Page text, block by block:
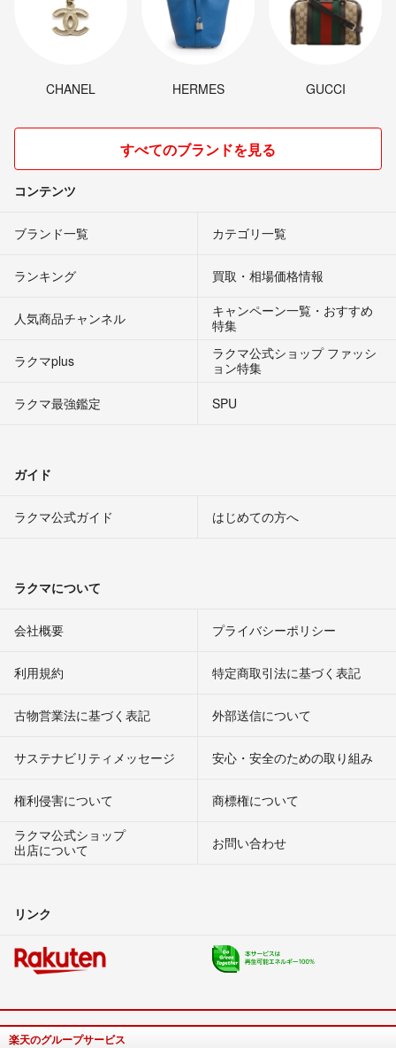
CHANEL HERMES GUCCI
すべてのブランドを見る
コンテンツ
ブランド一覧 カテゴリ一覧
ランキング 買取・相場価格情報
人気商品チャンネル
キャンペーン一覧・おすすめ
特集
ラクマplus
ラクマ公式ショップ ファッシ
ョン特集
ラクマ最強鑑定
SPU
ガイド
ラクマ公式ガイド はじめての方へ
ラクマについて
会社概要 プライバシーポリシー
利用規約 特定商取引法に基づく表記
古物営業法に基づく表記 外部送信について
サステナビリティメッセージ 安心・安全のための取り組み
権利侵害について
商標権について
ラクマ公式ショップ
出店について
お問い合わせ
リンク
楽天のグループサービス